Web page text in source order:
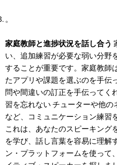
。
家庭教師と進捗状況を話し合う
い、追加練習が必要な弱い分野
することが重要です。家庭教師
たアプリや課題を選ぶのを手伝
問や間違いの訂正を手伝ってく
習を忘れない チューターや他
など、コミュニケーション練習
これは、あなたのスピーキング
を学び、話し言葉を容易に理解
ン・プラットフォームを使って